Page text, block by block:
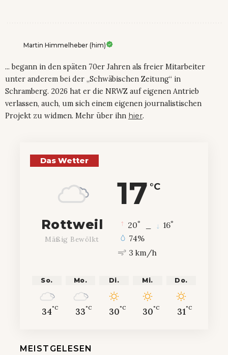
Martin Himmelheber (him)
... begann in den späten 70er Jahren als freier Mitarbeiter
unter anderem bei der „Schwäbischen Zeitung“ in
Schramberg. 2026 hat er die NRWZ auf eigenen Antrieb
verlassen, auch, um sich einem eigenen journalistischen
Projekt zu widmen. Mehr über ihn hier.
Das Wetter
17 °C
Rottweil
Mäßig Bewölkt
20° 16°
74%
3 km/h
So.
34°C
Mo.
33°C
Di.
30°C
Mi.
30°C
Do.
31°C
MEISTGELESEN